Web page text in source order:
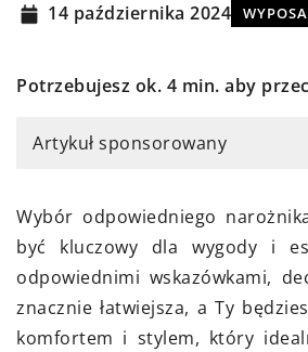
14 października 2024
Potrzebujesz ok. 4 min. aby
Artykuł sponsorowany
Wybór odpowiedniego
być kluczowy dla wygody i
odpowiednimi wskazówkami,
znacznie łatwiejsza, a Ty
komfortem i stylem, który